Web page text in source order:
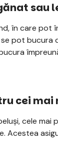
sau
în care pot
pot bucura
cei mai
cele mai
Acestea